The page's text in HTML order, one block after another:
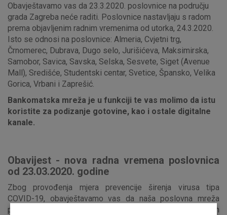
Obavještavamo vas da 23.3.2020. poslovnice na području
grada Zagreba neće raditi. Poslovnice nastavljaju s radom
prema objavljenim radnim vremenima od utorka, 24.3.2020.
Isto se odnosi na poslovnice: Almeria, Cvjetni trg,
Črnomerec, Dubrava, Dugo selo, Jurišićeva, Maksimirska,
Samobor, Savica, Savska, Selska, Sesvete, Siget (Avenue
Mall), Središće, Studentski centar, Svetice, Špansko, Velika
Gorica, Vrbani i Zaprešić.
Bankomatska mreža je u funkciji te vas molimo da istu
koristite za podizanje gotovine, kao i ostale digitalne
kanale.
Obavijest - nova radna vremena poslovnica
od 23.03.2020. godine
Zbog provođenja mjera prevencije širenja virusa tipa
COVID-19, obavještavamo vas da naša poslovna mreža
privremeno radi sa smanjenim kapacitetom i ograničenim